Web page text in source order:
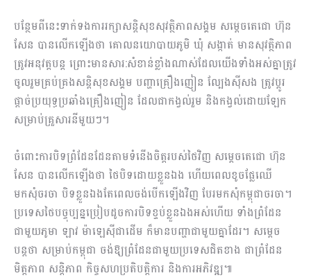
បន្ថែមពីនេះទាក់ទងការរក្សាសន្តិសុខសុវត្ថិភាពសង្គម សម្តេចតេជោ ហ៊ុន
សែន បានលើកឡើងថា គោលនយោបាយភូមិ ឃុំ សង្កាត់ មានសុវត្ថិភាព
ត្រូវអនុវត្តបន្ត ព្រោះមានសារ:សំខាន់ខ្លាំងណាស់ដែលយើងទាំងអស់គ្នាត្រូវ
ចូលរួមគ្រប់គ្រងសន្តិសុខសង្គម បញ្ហាគ្រឿងញៀន ល្បែងស៊ីសង ត្រូវប្តូរ
ផ្តាច់ប្រយុទ្ធប្រឆាំងគ្រឿងញៀន ដែលជាកង្វល់រួម និងកង្វល់ដោយឡែក
សម្រាប់គ្រួសារនីមួយៗ។
ចំពោះការបិទព្រំដែនដែនតាមទំនើងចិត្តរបស់ថៃវិញ សម្តេចតេជោ ហ៊ុន
សែន បានលើកឡើងថា ថៃបិទដោយខ្លួនឯង ហើយពេលខូចផ្លែឈើ
មកសុំចរចា បិទខ្លួនឯងតែពេលចង់បើកឡើងវិញ បែរមកសុំកម្ពុជាចរចា។
ប្រទេសថៃបច្ចុប្បន្នប្រៀបដូចការបិទខ្ទប់ខ្លួនឯងអស់ហើយ ទាំងព្រំដែន
ជាមួយភូមា ឡាវ ម៉ាឡេស៊ីជាដើម ក៏មានបញ្ហាជាមួយគ្នាដែរ។ សម្តេច
បន្តថា សម្រាប់កម្ពុជា ចង់ឱ្យព្រំដែនជាមួយប្រទេសជិតខាង ជាព្រំដែន
មិត្តភាព សន្តិភាព កិច្ចសហប្រតិបត្តិការ និងការអភិវឌ្ឍ៕